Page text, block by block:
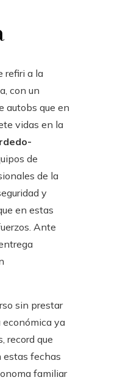
refiri a la
con un
autobs que en
vidas en la
de
de la
y
en estas
Ante
sin prestar
ya
record que
estas fechas
familiar